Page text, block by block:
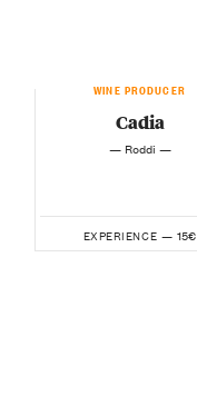
WINE PRODUCER
Cadia
— Roddi —
EXPERIENCE — 15€